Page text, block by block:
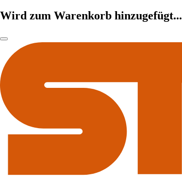
Wird zum Warenkorb hinzugefügt...